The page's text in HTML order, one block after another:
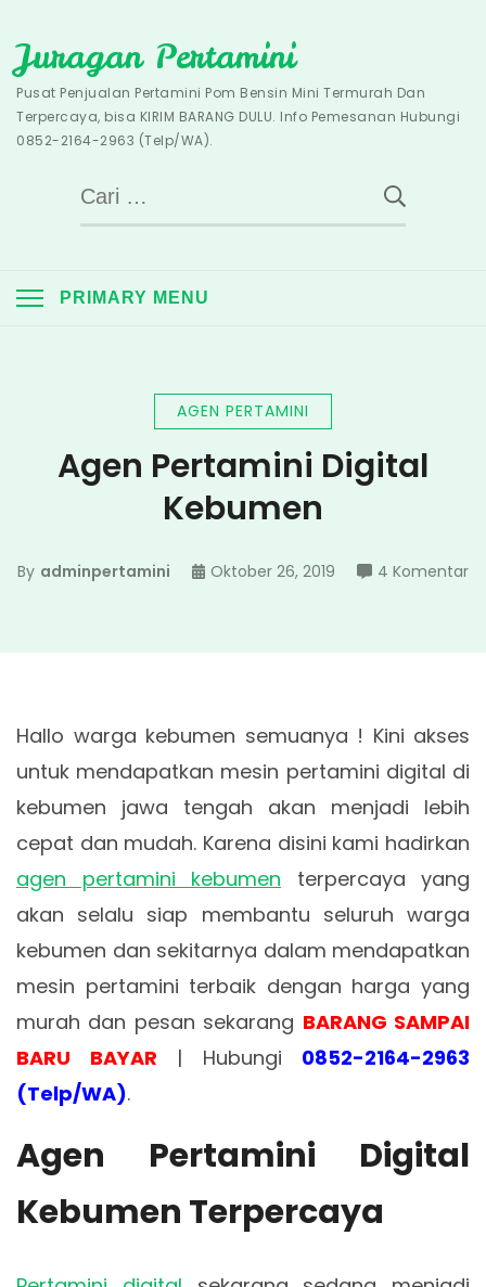
to
content
Juragan Pertamini
Pusat Penjualan Pertamini Pom Bensin Mini Termurah Dan
Terpercaya, bisa KIRIM BARANG DULU. Info Pemesanan Hubungi
0852-2164-2963 (Telp/WA).
Cari
untuk:
PRIMARY MENU
AGEN PERTAMINI
Agen Pertamini Digital
Kebumen
By adminpertamini Oktober 26, 2019 4 Komentar
Hallo warga kebumen semuanya ! Kini akses
untuk mendapatkan mesin pertamini digital di
kebumen jawa tengah akan menjadi lebih
cepat dan mudah. Karena disini kami hadirkan
agen pertamini kebumen terpercaya yang
akan selalu siap membantu seluruh warga
kebumen dan sekitarnya dalam mendapatkan
mesin pertamini terbaik dengan harga yang
murah dan pesan sekarang BARANG SAMPAI
BARU BAYAR | Hubungi 0852-2164-2963
(Telp/WA).
Agen Pertamini Digital
Kebumen Terpercaya